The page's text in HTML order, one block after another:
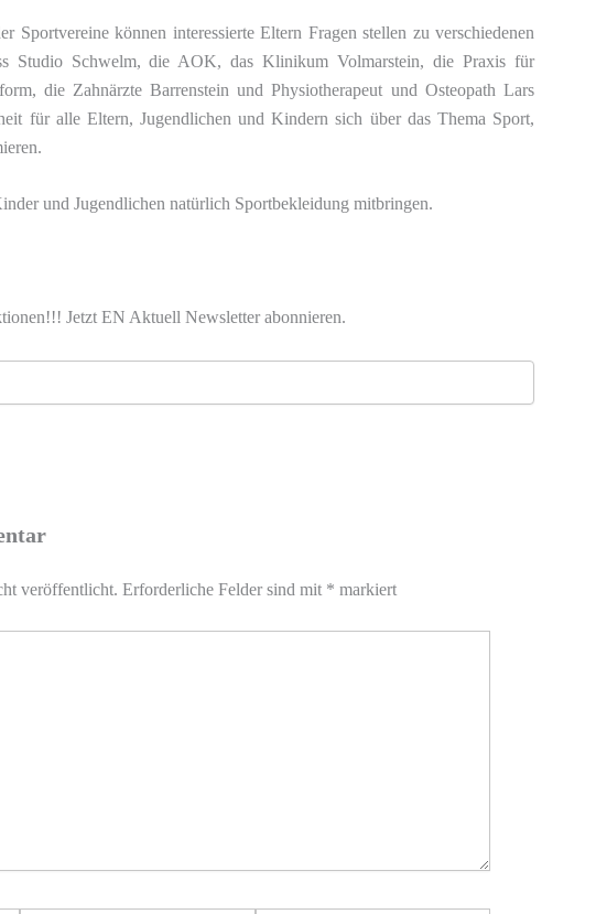
Sportvereine können interessierte Eltern Fragen stellen zu verschiedenen
Studio Schwelm, die AOK, das Klinikum Volmarstein, die Praxis für
die Zahnärzte Barrenstein und Physiotherapeut und Osteopath Lars
für alle Eltern, Jugendlichen und Kindern sich über das Thema Sport,
und Jugendlichen natürlich Sportbekleidung mitbringen.
Jetzt EN Aktuell Newsletter abonnieren.
veröffentlicht. Erforderliche Felder sind mit * markiert